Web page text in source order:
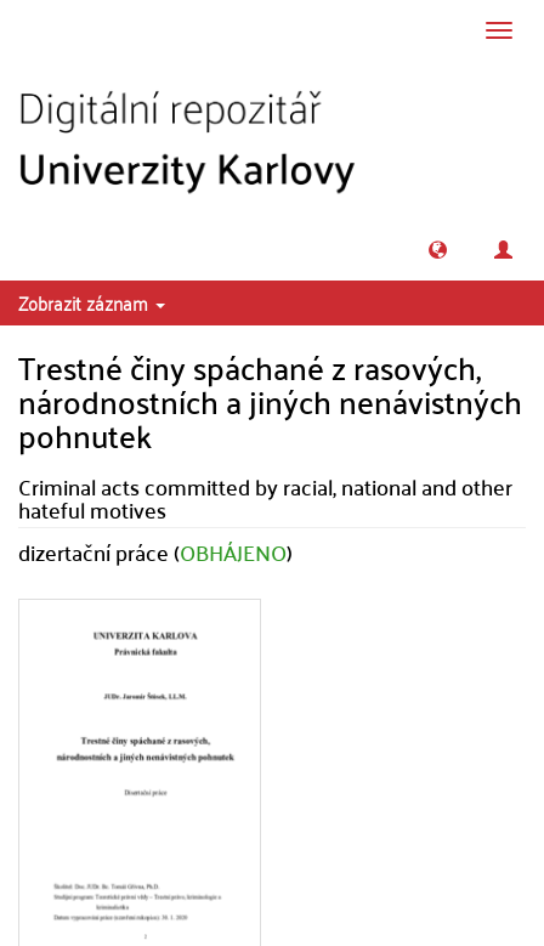
Zobrazit záznam
Trestné činy spáchané z rasových,
národnostních a jiných nenávistných
pohnutek
Criminal acts committed by racial, national and other
hateful motives
dizertační práce (OBHÁJENO)